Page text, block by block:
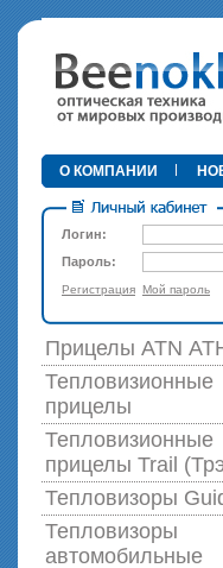
•
О КОМПАНИИ
Логин:
Пароль:
Регистрация Мой пароль
Прицелы ATN
Тепловизионные
прицелы
Тепловизионные
прицелы Trail
Тепловизоры
Тепловизоры
автомобильные